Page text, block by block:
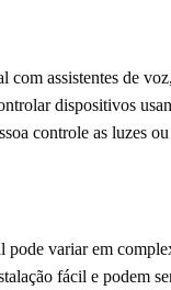
com assistentes de
dispositivos
controle as luzes
pode variar em
fácil e podem